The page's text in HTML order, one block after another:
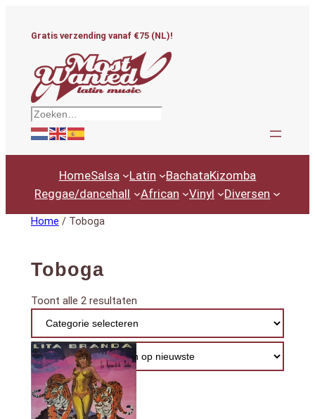
Gratis verzending vanaf €75 (NL)!
Zoeken
HomeSalsa Latin BachataKizomba
Reggae/dancehall
African Vinyl Diversen
Home / Toboga
Toboga
Toont alle 2 resultatenGesorteerd
nieuwste